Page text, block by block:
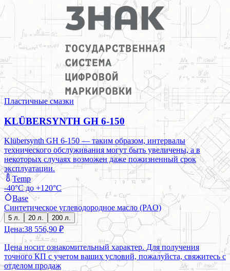
Пластичные смазки
KLÜBERSYNTH GH 6-150
Klübersynth GH 6-150 — таким образом, интервалы
технического обслуживания могут быть увеличены, а в
некоторых случаях возможен даже пожизненный срок
эксплуатации.
Temp
-40°C до +120°C
Base
Синтетическое углеводородное масло (PAO)
5 л. 20 л. 200 л.
Цена:38 556,90 ₽
Цена носит ознакомительный характер. Для получения
точного КП с учетом ваших условий, пожалуйста, свяжитесь с
отделом продаж